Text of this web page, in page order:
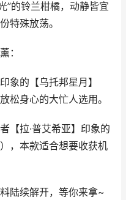
”的铃兰柑橘，动静皆宜
特殊放荡。
：
象的【乌托邦星月】
松身心的大忙人选用。
【拉·普艾希亚】印象的
，本款适合想要收获机
陆续解开，等你来拿~